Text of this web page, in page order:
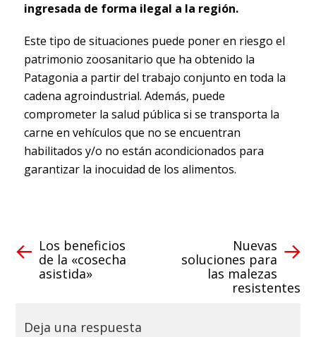
ingresada de forma ilegal a la región.
Este tipo de situaciones puede poner en riesgo el
patrimonio zoosanitario que ha obtenido la
Patagonia a partir del trabajo conjunto en toda la
cadena agroindustrial. Además, puede
comprometer la salud pública si se transporta la
carne en vehículos que no se encuentran
habilitados y/o no están acondicionados para
garantizar la inocuidad de los alimentos.
Los beneficios
de la «cosecha
asistida»
Nuevas
soluciones para
las malezas
resistentes
Deja una respuesta